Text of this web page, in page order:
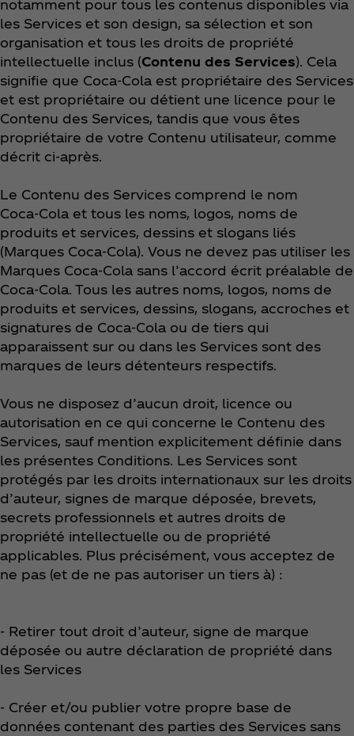
notamment pour tous les contenus disponibles via
les Services et son design, sa sélection et son
organisation et tous les droits de propriété
intellectuelle inclus (Contenu des Services). Cela
signifie que Coca‑Cola est propriétaire des Services
et est propriétaire ou détient une licence pour le
Contenu des Services, tandis que vous êtes
propriétaire de votre Contenu utilisateur, comme
décrit ci-après.
Le Contenu des Services comprend le nom
Coca‑Cola et tous les noms, logos, noms de
produits et services, dessins et slogans liés
(Marques Coca‑Cola). Vous ne devez pas utiliser les
Marques Coca‑Cola sans l’accord écrit préalable de
Coca‑Cola. Tous les autres noms, logos, noms de
produits et services, dessins, slogans, accroches et
signatures de Coca‑Cola ou de tiers qui
apparaissent sur ou dans les Services sont des
marques de leurs détenteurs respectifs.
Vous ne disposez d’aucun droit, licence ou
autorisation en ce qui concerne le Contenu des
Services, sauf mention explicitement définie dans
les présentes Conditions. Les Services sont
protégés par les droits internationaux sur les droits
d’auteur, signes de marque déposée, brevets,
secrets professionnels et autres droits de
propriété intellectuelle ou de propriété
applicables. Plus précisément, vous acceptez de
ne pas (et de ne pas autoriser un tiers à) :
- Retirer tout droit d’auteur, signe de marque
déposée ou autre déclaration de propriété dans
les Services
- Créer et/ou publier votre propre base de
données contenant des parties des Services sans